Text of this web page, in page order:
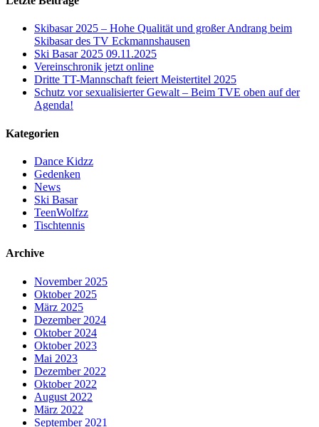
Skibasar 2025 – Hohe Qualität und großer Andrang beim
Skibasar des TV Eckmannshausen
Ski Basar 2025 09.11.2025
Vereinschronik jetzt online
Dritte TT-Mannschaft feiert Meistertitel 2025
Schutz vor sexualisierter Gewalt – Beim TVE oben auf der
Agenda!
Kategorien
Dance Kidzz
Gedenken
News
Ski Basar
TeenWolfzz
Tischtennis
Archive
November 2025
Oktober 2025
März 2025
Dezember 2024
Oktober 2024
Oktober 2023
Mai 2023
Dezember 2022
Oktober 2022
August 2022
März 2022
September 2021